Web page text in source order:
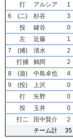
打
アルシア 1
6
(二) 杉谷 3
投
鍵谷 0
左
近藤 1
7
(捕) 清水 2
打捕
鶴岡 2
8
(遊) 中島卓也 4
9
(投) 上沢 0
打
矢野 0
投
玉井 0
打二
田中賢介 2
チーム計
35
打
アルシア 1
6
(二) 杉谷 3
投
鍵谷 0
左
近藤 1
7
(捕) 清水 2
打捕
鶴岡 2
8
(遊) 中島卓也 4
9
(投) 上沢 0
打
矢野 0
投
玉井 0
打二
田中賢介 2
チーム計
35
打
アルシア 1
6
(二) 杉谷 3
投
鍵谷 0
左
近藤 1
7
(捕) 清水 2
打捕
鶴岡 2
8
(遊) 中島卓也 4
9
(投) 上沢 0
打
矢野 0
投
玉井 0
打二
田中賢介 2
チーム計
35
打
アルシア 1
6
(二) 杉谷 3
投
鍵谷 0
左
近藤 1
7
(捕) 清水 2
打捕
鶴岡 2
8
(遊) 中島卓也 4
9
(投) 上沢 0
打
矢野 0
投
玉井 0
打二
田中賢介 2
チーム計
35